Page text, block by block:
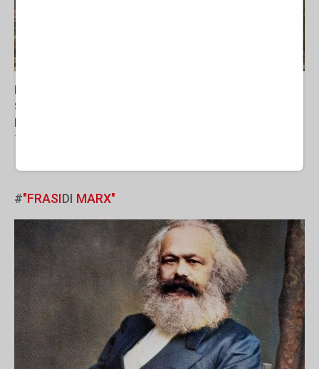
Fulvio Grimaldi - Gaza: guerra barbarie contro civiltà.
SE NON DISTRUGGI IL PASSATO, NON VINCI IL
PRESENTE
14 Luglio 2026 07:00
#"FRASIDI MARX"